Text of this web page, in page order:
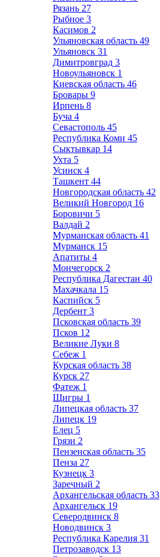
Рязань 27
Рыбное 3
Касимов 2
Ульяновская область 49
Ульяновск 31
Димитровград 3
Новоульяновск 1
Киевская область 46
Бровары 9
Ирпень 8
Буча 4
Севастополь 45
Республика Коми 45
Сыктывкар 14
Ухта 5
Усинск 4
Ташкент 44
Новгородская область 42
Великий Новгород 16
Боровичи 5
Валдай 2
Мурманская область 41
Мурманск 15
Апатиты 4
Мончегорск 2
Республика Дагестан 40
Махачкала 15
Каспийск 5
Дербент 3
Псковская область 39
Псков 12
Великие Луки 8
Себеж 1
Курская область 38
Курск 27
Фатеж 1
Щигры 1
Липецкая область 37
Липецк 19
Елец 5
Грязи 2
Пензенская область 35
Пенза 27
Кузнецк 3
Заречный 2
Архангельская область 33
Архангельск 19
Северодвинск 8
Новодвинск 3
Республика Карелия 31
Петрозаводск 13